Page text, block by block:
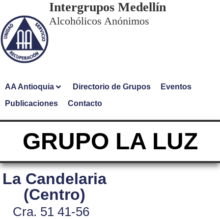
Intergrupos Medellín
Alcohólicos Anónimos
AA Antioquia Directorio de Grupos
Eventos
Publicaciones
Contacto
GRUPO LA LUZ
La Candelaria
(Centro)
Cra. 51 41-56